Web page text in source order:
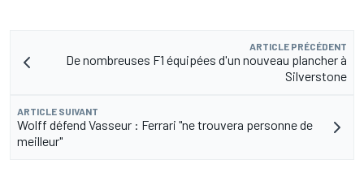
ARTICLE PRÉCÉDENT
De nombreuses F1 équipées d'un nouveau plancher à
Silverstone
ARTICLE SUIVANT
Wolff défend Vasseur : Ferrari "ne trouvera personne de
meilleur"